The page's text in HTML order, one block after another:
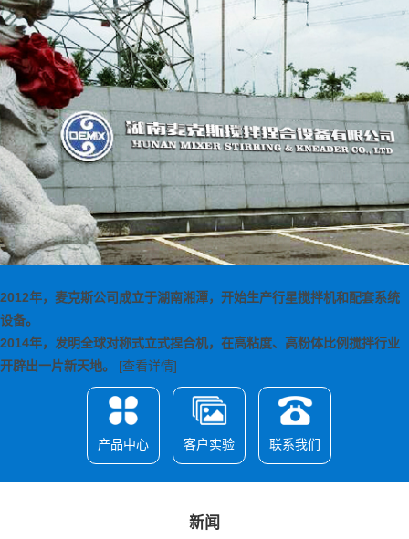
2012年，麦克斯公司成立于湖南湘潭，开始生产行星搅拌机和配套系统
设备。
2014年，发明全球对称式立式捏合机，在高粘度、高粉体比例搅拌行业
开辟出一片新天地。
[查看详情]
产品中心 客户实验 联系我们
新闻